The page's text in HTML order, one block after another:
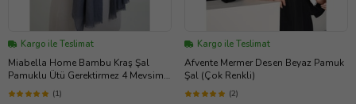
Kargo ile Teslimat
Miabella Home Bambu Kraş Şal
Pamuklu Ütü Gerektirmez 4 Mevsim
Tül Şal Terletmez (DUMAN)
(1)
Kargo ile Teslimat
Afvente Mermer Desen Beyaz Pamuk
Şal (Çok Renkli)
(2)